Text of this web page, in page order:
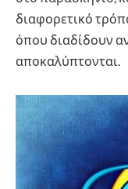
διαφορετικό
όπου διαδίδουν
αποκαλύπτονται.